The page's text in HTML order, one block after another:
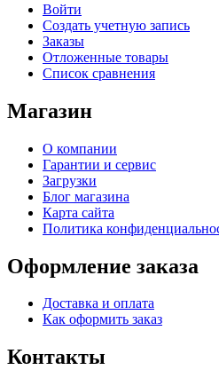
Войти
Создать учетную запись
Заказы
Отложенные товары
Список сравнения
Магазин
О компании
Гарантии и сервис
Загрузки
Блог магазина
Карта сайта
Политика
Оформление заказа
Доставка и оплата
Как оформить заказ
Контакты